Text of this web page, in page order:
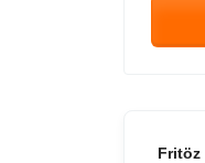
Fritöz